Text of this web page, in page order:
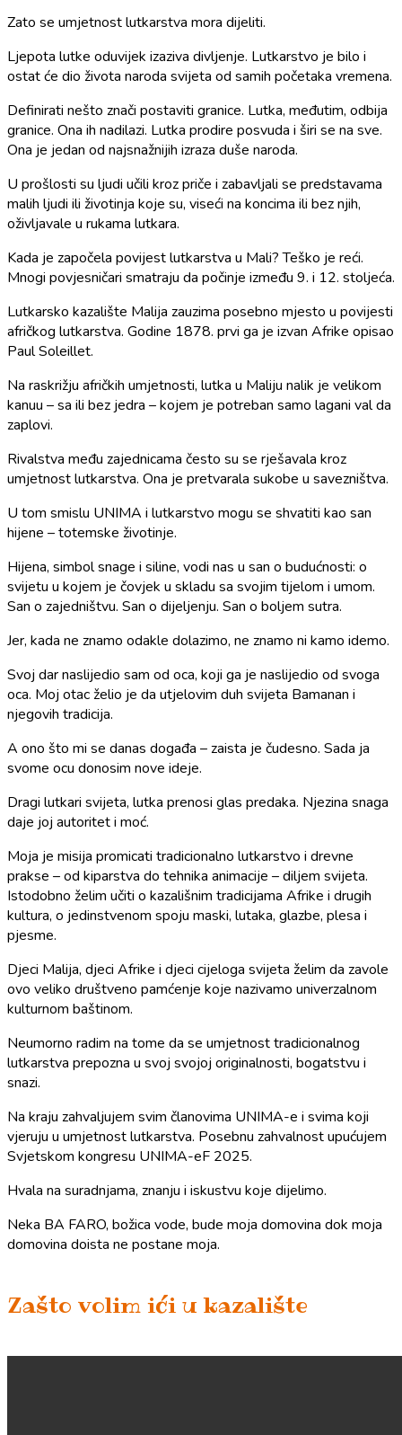
Zato se umjetnost lutkarstva mora dijeliti.
Ljepota lutke oduvijek izaziva divljenje. Lutkarstvo je bilo i
ostat će dio života naroda svijeta od samih početaka vremena.
Definirati nešto znači postaviti granice. Lutka, međutim, odbija
granice. Ona ih nadilazi. Lutka prodire posvuda i širi se na sve.
Ona je jedan od najsnažnijih izraza duše naroda.
U prošlosti su ljudi učili kroz priče i zabavljali se predstavama
malih ljudi ili životinja koje su, viseći na koncima ili bez njih,
oživljavale u rukama lutkara.
Kada je započela povijest lutkarstva u Mali? Teško je reći.
Mnogi povjesničari smatraju da počinje između 9. i 12. stoljeća.
Lutkarsko kazalište Malija zauzima posebno mjesto u povijesti
afričkog lutkarstva. Godine 1878. prvi ga je izvan Afrike opisao
Paul Soleillet.
Na raskrižju afričkih umjetnosti, lutka u Maliju nalik je velikom
kanuu – sa ili bez jedra – kojem je potreban samo lagani val da
zaplovi.
Rivalstva među zajednicama često su se rješavala kroz
umjetnost lutkarstva. Ona je pretvarala sukobe u savezništva.
U tom smislu UNIMA i lutkarstvo mogu se shvatiti kao san
hijene – totemske životinje.
Hijena, simbol snage i siline, vodi nas u san o budućnosti: o
svijetu u kojem je čovjek u skladu sa svojim tijelom i umom.
San o zajedništvu. San o dijeljenju. San o boljem sutra.
Jer, kada ne znamo odakle dolazimo, ne znamo ni kamo idemo.
Svoj dar naslijedio sam od oca, koji ga je naslijedio od svoga
oca. Moj otac želio je da utjelovim duh svijeta Bamanan i
njegovih tradicija.
A ono što mi se danas događa – zaista je čudesno. Sada ja
svome ocu donosim nove ideje.
Dragi lutkari svijeta, lutka prenosi glas predaka. Njezina snaga
daje joj autoritet i moć.
Moja je misija promicati tradicionalno lutkarstvo i drevne
prakse – od kiparstva do tehnika animacije – diljem svijeta.
Istodobno želim učiti o kazališnim tradicijama Afrike i drugih
kultura, o jedinstvenom spoju maski, lutaka, glazbe, plesa i
pjesme.
Djeci Malija, djeci Afrike i djeci cijeloga svijeta želim da zavole
ovo veliko društveno pamćenje koje nazivamo univerzalnom
kulturnom baštinom.
Neumorno radim na tome da se umjetnost tradicionalnog
lutkarstva prepozna u svoj svojoj originalnosti, bogatstvu i
snazi.
Na kraju zahvaljujem svim članovima UNIMA-e i svima koji
vjeruju u umjetnost lutkarstva. Posebnu zahvalnost upućujem
Svjetskom kongresu UNIMA-eF 2025.
Hvala na suradnjama, znanju i iskustvu koje dijelimo.
Neka BA FARO, božica vode, bude moja domovina dok moja
domovina doista ne postane moja.
Zašto volim ići u kazalište